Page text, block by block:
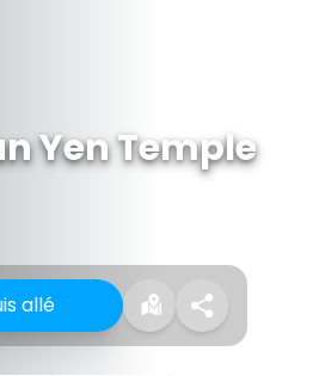
Yen Temple
allé